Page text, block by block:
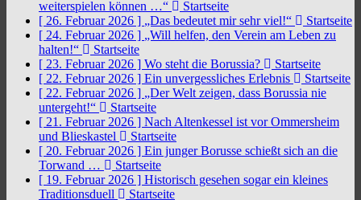
weiterspielen können …“
Startseite
[ 26. Februar 2026 ] „Das bedeutet mir sehr viel!“
Startseite
[ 24. Februar 2026 ] „Will helfen, den Verein am Leben zu
halten!“
Startseite
[ 23. Februar 2026 ] Wo steht die Borussia?
Startseite
[ 22. Februar 2026 ] Ein unvergessliches Erlebnis
Startseite
[ 22. Februar 2026 ] „Der Welt zeigen, dass Borussia nie
untergeht!“
Startseite
[ 21. Februar 2026 ] Nach Altenkessel ist vor Ommersheim
und Blieskastel
Startseite
[ 20. Februar 2026 ] Ein junger Borusse schießt sich an die
Torwand …
Startseite
[ 19. Februar 2026 ] Historisch gesehen sogar ein kleines
Traditionsduell
Startseite